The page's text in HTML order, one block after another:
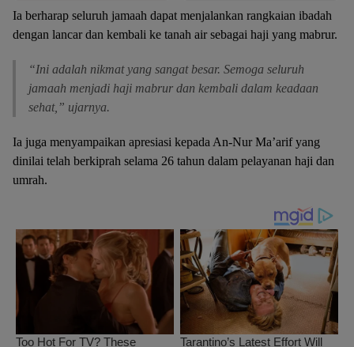
Ia berharap seluruh jamaah dapat menjalankan rangkaian ibadah
dengan lancar dan kembali ke tanah air sebagai haji yang mabrur.
“Ini adalah nikmat yang sangat besar. Semoga seluruh
jamaah menjadi haji mabrur dan kembali dalam keadaan
sehat,” ujarnya.
Ia juga menyampaikan apresiasi kepada An-Nur Ma’arif yang
dinilai telah berkiprah selama 26 tahun dalam pelayanan haji dan
umrah.